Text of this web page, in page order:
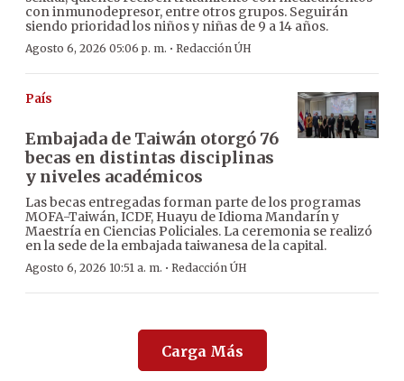
con inmunodepresor, entre otros grupos. Seguirán
siendo prioridad los niños y niñas de 9 a 14 años.
Agosto 6, 2026 05:06 p. m. · Redacción ÚH
País
Embajada de Taiwán otorgó 76
becas en distintas disciplinas
y niveles académicos
Las becas entregadas forman parte de los programas
MOFA-Taiwán, ICDF, Huayu de Idioma Mandarín y
Maestría en Ciencias Policiales. La ceremonia se realizó
en la sede de la embajada taiwanesa de la capital.
Agosto 6, 2026 10:51 a. m. · Redacción ÚH
Carga Más